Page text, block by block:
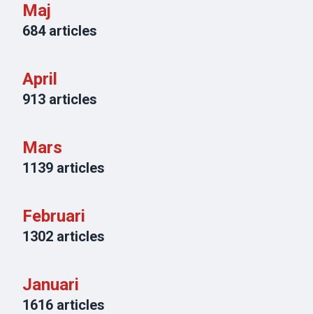
Maj
684articles
April
913 articles
Mars
1139 articles
Februari
1302 articles
Januari
1616 articles